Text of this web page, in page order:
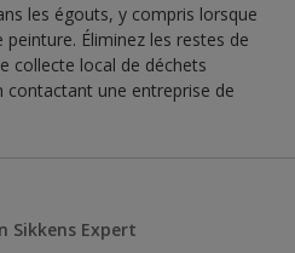
les égouts, y compris lorsque
Éliminez les restes de
collecte local de déchets
contactant une entreprise de
Sikkens Expert